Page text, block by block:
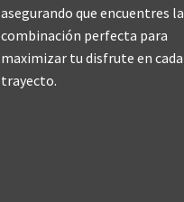
asegurando que encuentres la
combinación perfecta para
maximizar tu disfrute en cada
trayecto.